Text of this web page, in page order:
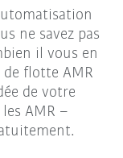
ne savez pas
il vous en
flotte AMR
de votre
AMR –